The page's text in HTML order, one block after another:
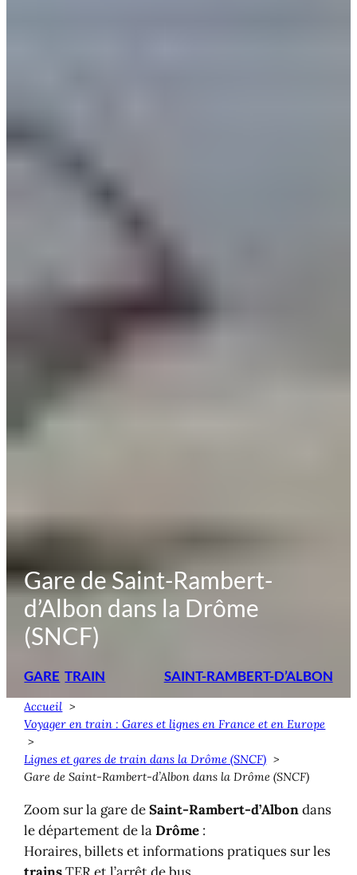
Gare de Saint-Rambert-
d’Albon dans la Drôme
(SNCF)
GARE TRAIN SAINT-RAMBERT-D’ALBON
Accueil
Voyager en train : Gares et lignes en France et en Europe
Lignes et gares de train dans la Drôme (SNCF)
Gare de Saint-Rambert-d’Albon dans la Drôme (SNCF)
Zoom sur la gare deSaint-Rambert-d’Albondans
le département de laDrôme :
Horaires, billets et informations pratiques sur les
trainsTER et l’arrêt de bus.